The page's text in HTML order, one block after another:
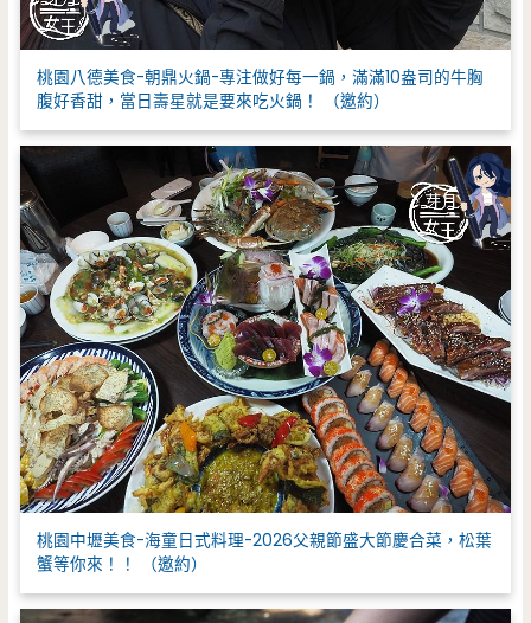
桃園八德美食-朝鼎火鍋-專注做好每一鍋，滿滿10盎司的牛胸
腹好香甜，當日壽星就是要來吃火鍋！ （邀約）
桃園中壢美食-海童日式料理-2026父親節盛大節慶合菜，松葉
蟹等你來！！ （邀約）